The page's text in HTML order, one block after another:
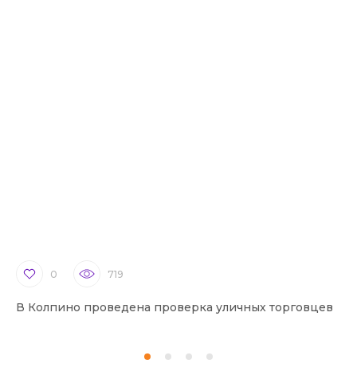
0 719
В Колпино проведена проверка уличных торговцев